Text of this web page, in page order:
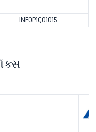
INE0P1Q01015